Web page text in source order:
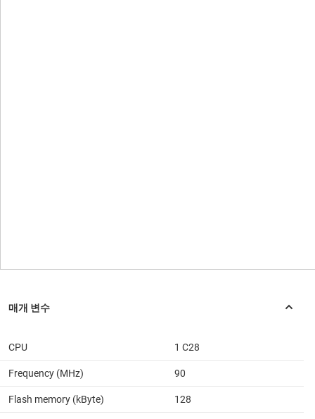
CPU 1 C28
Frequency (MHz) 90
Flash memory (kByte) 128